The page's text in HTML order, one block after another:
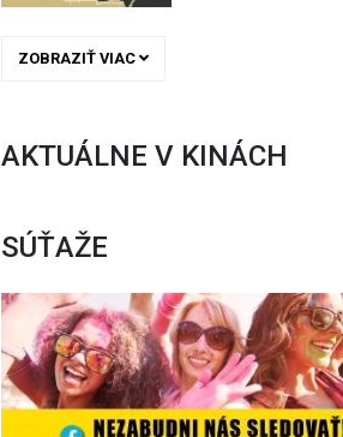
ZOBRAZIŤ VIAC
AKTUÁLNE V KINÁCH
SÚŤAŽE